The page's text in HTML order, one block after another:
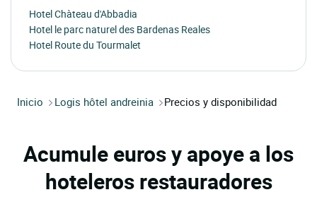
Hotel Chàteau d'Abbadia
Hotel le parc naturel des Bardenas Reales
Hotel Route du Tourmalet
Inicio Logis hôtel andreinia Precios y disponibilidad
Acumule euros y apoye a los
hoteleros restauradores